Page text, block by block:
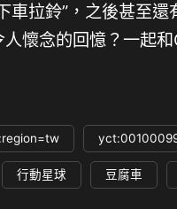
車拉鈴”，之後甚至
懷念的回憶？一起
行動星球 豆腐車